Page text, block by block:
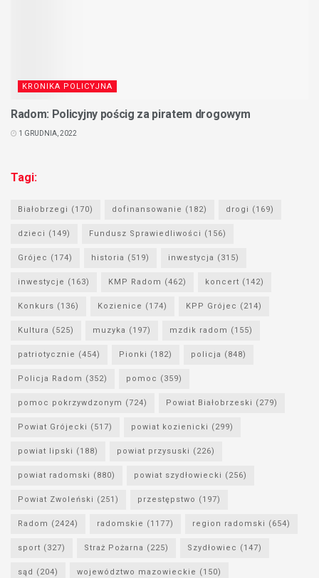
KRONIKA POLICYJNA
Radom: Policyjny pościg za piratem drogowym
1 GRUDNIA, 2022
Tagi:
Białobrzegi (170) dofinansowanie (182) drogi (169)
dzieci (149) Fundusz Sprawiedliwości (156)
Grójec (174) historia (519) inwestycja (315)
inwestycje (163) KMP Radom (462) koncert (142)
Konkurs (136) Kozienice (174) KPP Grójec (214)
Kultura (525) muzyka (197) mzdik radom (155)
patriotycznie (454) Pionki (182) policja (848)
Policja Radom (352) pomoc (359)
pomoc pokrzywdzonym (724) Powiat Białobrzeski (279)
Powiat Grójecki (517) powiat kozienicki (299)
powiat lipski (188) powiat przysuski (226)
powiat radomski (880) powiat szydłowiecki (256)
Powiat Zwoleński (251) przestępstwo (197)
Radom (2424) radomskie (1177) region radomski (654)
sport (327) Straż Pożarna (225) Szydłowiec (147)
sąd (204) województwo mazowieckie (150)